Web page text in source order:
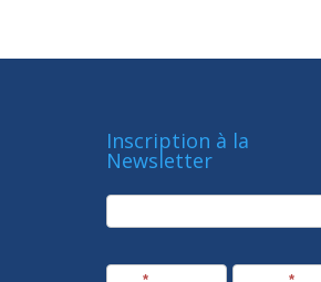
Inscription à la
Newsletter
newsletter